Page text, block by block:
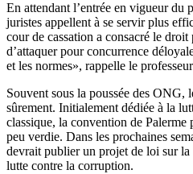
En attendant l’entrée en vigueur du
juristes appellent à se servir plus
cour de cassation a consacré le
d’attaquer pour concurrence
et les normes», rappelle le
Souvent sous la poussée des ONG,
sûrement. Initialement dédiée à la
classique, la convention de
peu verdie. Dans les prochaines
devrait publier un projet de loi sur la
lutte contre la corruption.